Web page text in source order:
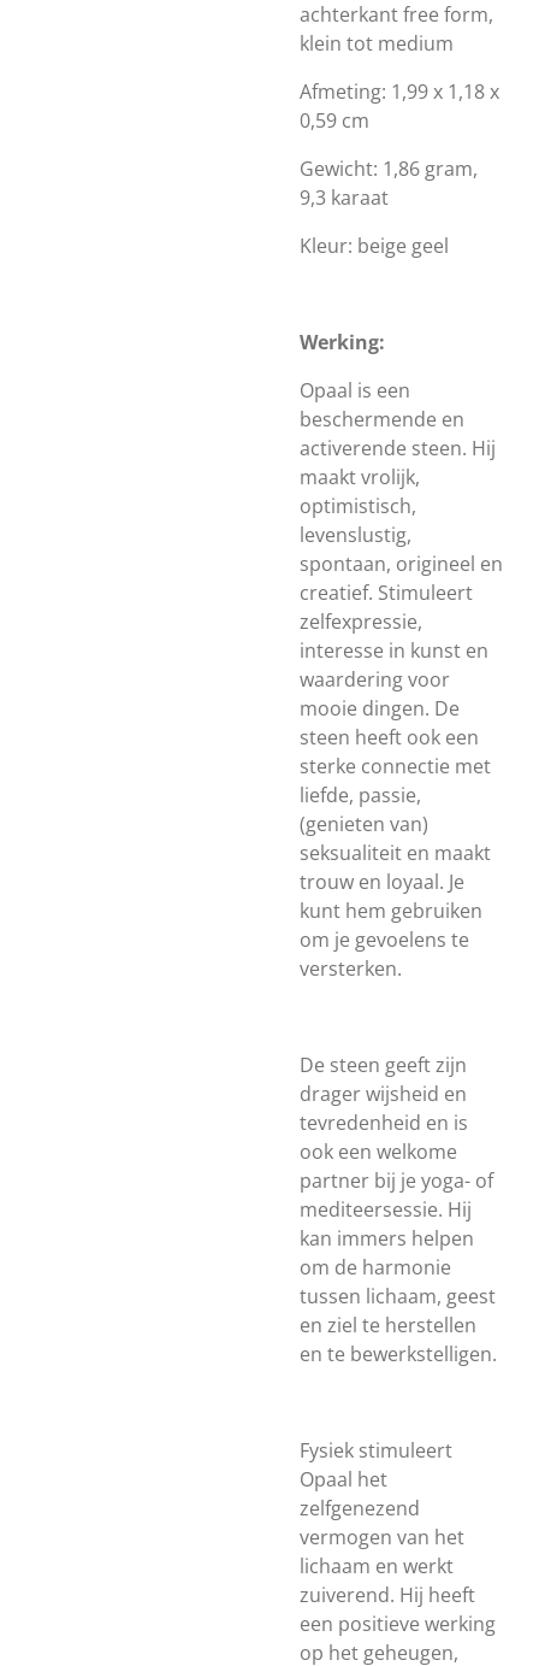
achterkant free form,
klein tot medium
Afmeting: 1,99 x 1,18 x
0,59 cm
Gewicht: 1,86 gram,
9,3 karaat
Kleur: beige geel
Werking:
Opaal is een
beschermende en
activerende steen. Hij
maakt vrolijk,
optimistisch,
levenslustig,
spontaan, origineel en
creatief. Stimuleert
zelfexpressie,
interesse in kunst en
waardering voor
mooie dingen. De
steen heeft ook een
sterke connectie met
liefde, passie,
(genieten van)
seksualiteit en maakt
trouw en loyaal. Je
kunt hem gebruiken
om je gevoelens te
versterken.
De steen geeft zijn
drager wijsheid en
tevredenheid en is
ook een welkome
partner bij je yoga- of
mediteersessie. Hij
kan immers helpen
om de harmonie
tussen lichaam, geest
en ziel te herstellen
en te bewerkstelligen.
Fysiek stimuleert
Opaal het
zelfgenezend
vermogen van het
lichaam en werkt
zuiverend. Hij heeft
een positieve werking
op het geheugen,